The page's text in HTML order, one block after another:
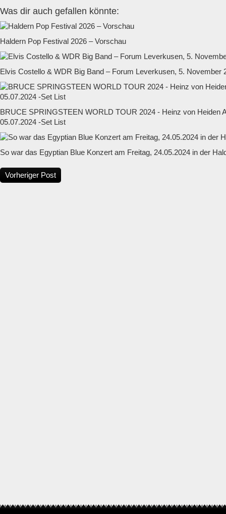
Was dir auch gefallen könnte:
Haldern Pop Festival 2026 – Vorschau
Elvis Costello & WDR Big Band – Forum Leverkusen, 5. November
BRUCE SPRINGSTEEN WORLD TOUR 2024 - Heinz von Heiden
05.07.2024 -Set List
So war das Egyptian Blue Konzert am Freitag, 24.05.2024 in der
Vorheriger Post